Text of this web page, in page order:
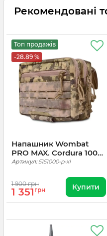
Рекомендовані
Топ продажів
-28.89 %
Напашник Wombat
PRO MAX. Cordura 1000.
Піксель
Артикул:5151000-p-xl
1 900 грн
1 351 грн Купити